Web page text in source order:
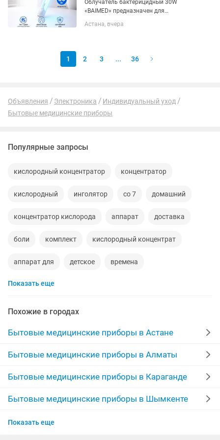
Облучатель бактерицидный 30W
«BAIMED» предназначен для
поверхности в любых помещениях до
лампы:90...
Астана, вчера
1 2 3 ... 36
Объявления Электроника
Индивидуальный уход
Бытовые медицинские приборы
Популярные запросы
кислородный концентратор концентратор
кислородный инголятор со 7 домашний
концентратор кислорода аппарат доставка
боли комплект кислородный концентрат
аппарат для детское времена
кислородный концентратор кислород
апарат терапия мине фотолампа желтухи
мира эксплуатация средств кварцевая
комнате цифровая устройство
помещение по помещений комфорта офиса
обмен 10 литров
Показать еще
Похожие в городах
Бытовые медицинские приборы в Астане
Бытовые медицинские приборы в Алматы
Бытовые медицинские приборы в Караганде
Бытовые медицинские приборы в Шымкенте
Бытовые медицинские приборы в Усть-
Показать еще